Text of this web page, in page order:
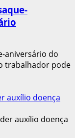
aniversário do
trabalhador pode
auxílio doença